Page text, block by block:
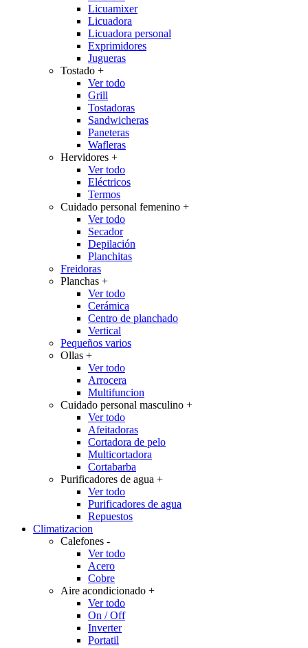
Licuamixer
Licuadora
Licuadora personal
Exprimidores
Jugueras
Tostado +
Ver todo
Grill
Tostadoras
Sandwicheras
Paneteras
Wafleras
Hervidores +
Ver todo
Eléctricos
Termos
Cuidado personal femenino +
Ver todo
Secador
Depilación
Planchitas
Freidoras
Planchas +
Ver todo
Cerámica
Centro de planchado
Vertical
Pequeños varios
Ollas +
Ver todo
Arrocera
Multifuncion
Cuidado personal masculino +
Ver todo
Afeitadoras
Cortadora de pelo
Multicortadora
Cortabarba
Purificadores de agua +
Ver todo
Purificadores de agua
Repuestos
Climatizacion
Calefones -
Ver todo
Acero
Cobre
Aire acondicionado +
Ver todo
On / Off
Inverter
Portatil